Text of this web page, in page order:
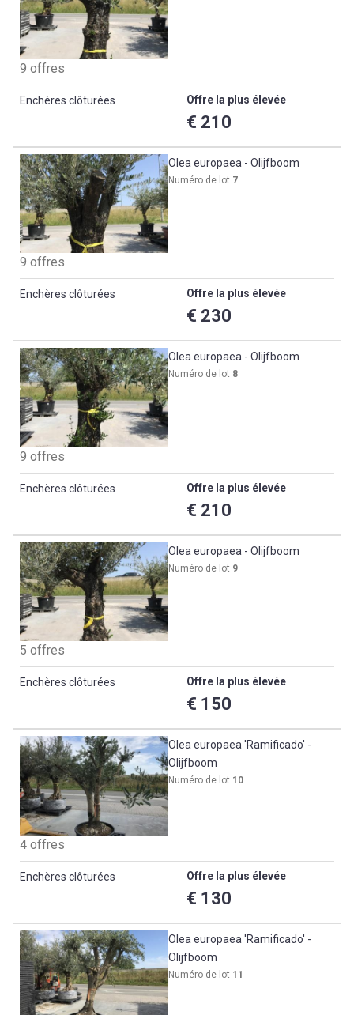
9 offres
Enchères clôturées Offre la plus élevée
€ 210
Olea europaea - Olijfboom
Numéro de lot 7
9 offres
Enchères clôturées Offre la plus élevée
€ 230
Olea europaea - Olijfboom
Numéro de lot 8
9 offres
Enchères clôturées Offre la plus élevée
€ 210
Olea europaea - Olijfboom
Numéro de lot 9
5 offres
Enchères clôturées Offre la plus élevée
€ 150
Olea europaea 'Ramificado' -
Olijfboom
Numéro de lot 10
4 offres
Enchères clôturées Offre la plus élevée
€ 130
Olea europaea 'Ramificado' -
Olijfboom
Numéro de lot 11